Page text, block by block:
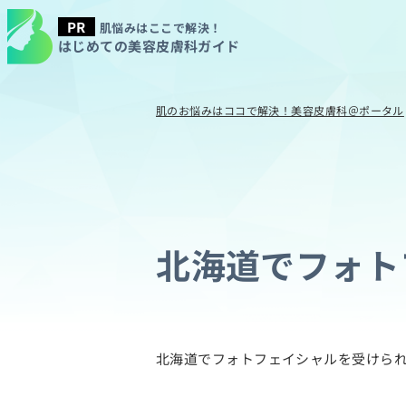
肌悩みはここで解決！
はじめての美容皮膚科ガイド
肌のお悩みはココで解決！美容皮膚科＠ポータル
北海道でフォ
北海道でフォトフェイシャルを受けら